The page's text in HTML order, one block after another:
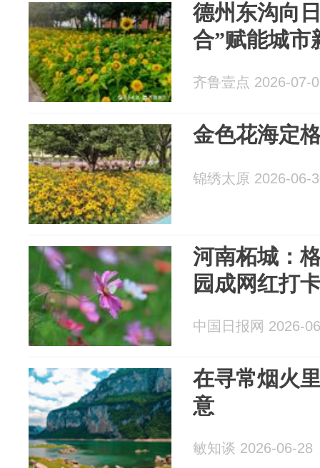
德州东沟向
合”赋能城市
齐鲁壹点 2026-07-
金色花海定
锦绣太原 2026-06-
河南柘城：
园成网红打
中国日报网 2026-
在寻常烟火
意
敏知谈 2026-06-28